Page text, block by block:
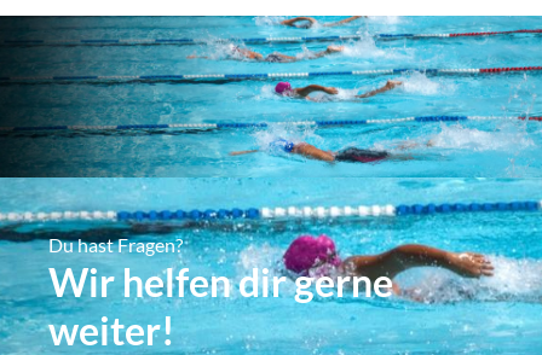
Du hast Fragen?
Wir helfen dir gerne
weiter!